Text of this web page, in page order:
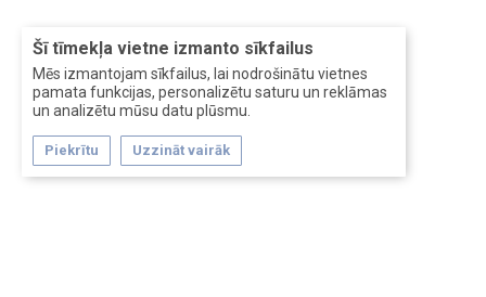
Šī tīmekļa vietne izmanto sīkfailus
Mēs izmantojam sīkfailus, lai nodrošinātu vietnes
pamata funkcijas, personalizētu saturu un reklāmas
un analizētu mūsu datu plūsmu.
Piekrītu Uzzināt vairāk